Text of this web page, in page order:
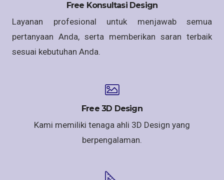
Free Konsultasi Design
Layanan profesional untuk menjawab semua
pertanyaan Anda, serta memberikan saran terbaik
sesuai kebutuhan Anda.
Free 3D Design
Kami memiliki tenaga ahli 3D Design yang
berpengalaman.